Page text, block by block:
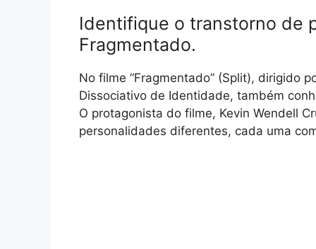
Identifique o transtorno de
Fragmentado.
No filme “Fragmentado” (Split), dirigido
Dissociativo de Identidade, também
O protagonista do filme, Kevin Wendell
personalidades diferentes, cada uma